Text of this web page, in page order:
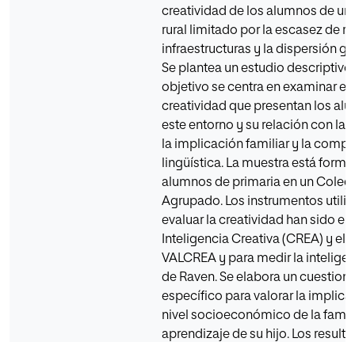
creatividad de los alumnos de
rural limitado por la escasez de
infraestructuras y la dispersión
Se plantea un estudio
objetivo se centra en examinar el
creatividad que presentan los
este entorno y su relación con la
la implicación familiar y la
lingüística. La muestra está
alumnos de primaria en un
Agrupado. Los instrumentos
evaluar la creatividad han sido el
Inteligencia Creativa (CREA) y el
VALCREA y para medir la
de Raven. Se elabora un
específico para valorar la
nivel socioeconómico de la
aprendizaje de su hijo. Los